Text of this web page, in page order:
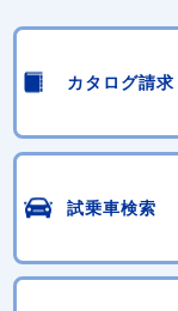
カタログ請求
試乗車検索